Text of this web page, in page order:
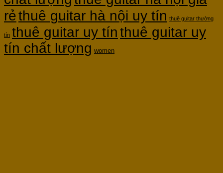
rẻthuê guitar hà nội uy tín thuê guitar thường
tín thuê guitar uy tínthuê guitar uy
tín chất lượng women